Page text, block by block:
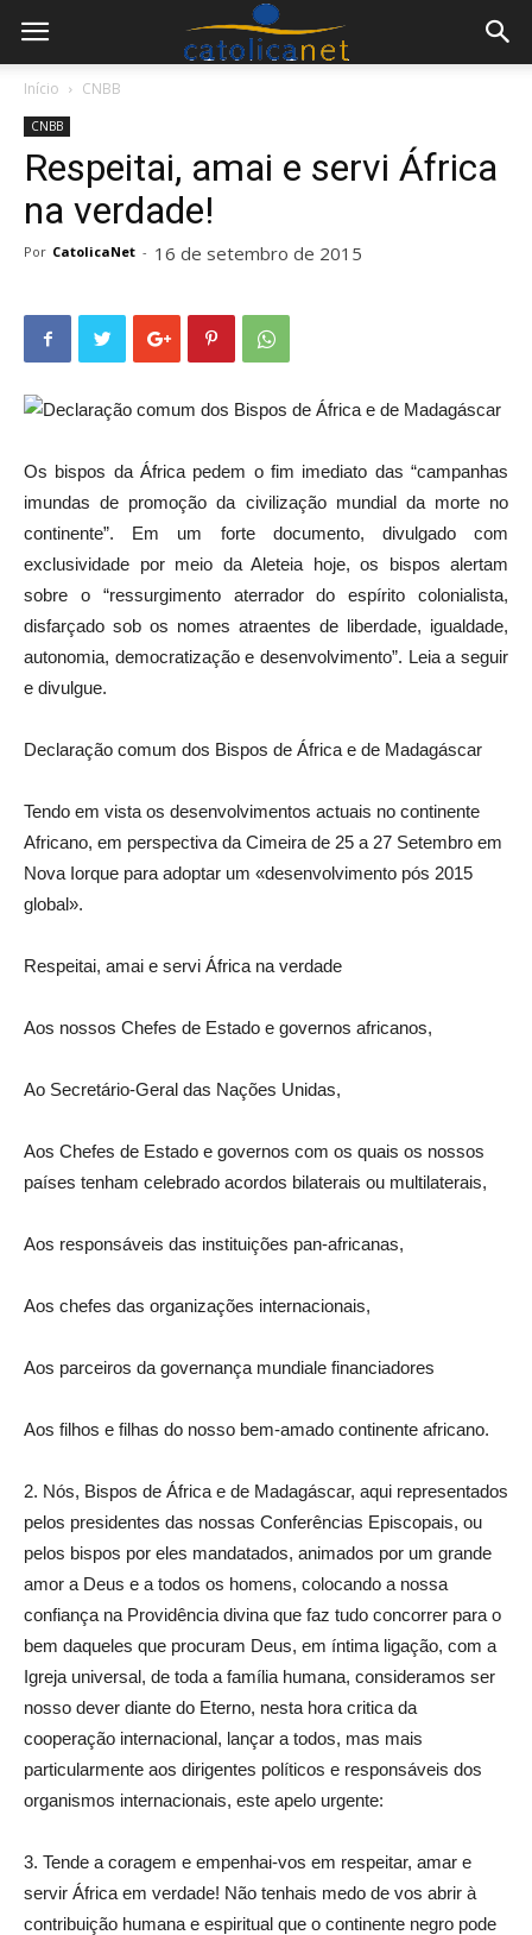
Início CNBB
CNBB
Respeitai, amai e servi África
na verdade!
Por CatolicaNet - 16 de setembro de 2015
Declaração comum dos Bispos de África e de Madagáscar
Os bispos da África pedem o fim imediato das “campanhas
imundas de promoção da civilização mundial da morte no
continente”. Em um forte documento, divulgado com
exclusividade por meio da Aleteia hoje, os bispos alertam
sobre o “ressurgimento aterrador do espírito colonialista,
disfarçado sob os nomes atraentes de liberdade, igualdade,
autonomia, democratização e desenvolvimento”. Leia a seguir
e divulgue.
Declaração comum dos Bispos de África e de Madagáscar
Tendo em vista os desenvolvimentos actuais no continente
Africano, em perspectiva da Cimeira de 25 a 27 Setembro em
Nova Iorque para adoptar um «desenvolvimento pós 2015
global».
Respeitai, amai e servi África na verdade
Aos nossos Chefes de Estado e governos africanos,
Ao Secretário-Geral das Nações Unidas,
Aos Chefes de Estado e governos com os quais os nossos
países tenham celebrado acordos bilaterais ou multilaterais,
Aos responsáveis das instituições pan-africanas,
Aos chefes das organizações internacionais,
Aos parceiros da governança mundiale financiadores
Aos filhos e filhas do nosso bem-amado continente africano.
2. Nós, Bispos de África e de Madagáscar, aqui representados
pelos presidentes das nossas Conferências Episcopais, ou
pelos bispos por eles mandatados, animados por um grande
amor a Deus e a todos os homens, colocando a nossa
confiança na Providência divina que faz tudo concorrer para o
bem daqueles que procuram Deus, em íntima ligação, com a
Igreja universal, de toda a família humana, consideramos ser
nosso dever diante do Eterno, nesta hora critica da
cooperação internacional, lançar a todos, mas mais
particularmente aos dirigentes políticos e responsáveis dos
organismos internacionais, este apelo urgente:
3. Tende a coragem e empenhai-vos em respeitar, amar e
servir África em verdade! Não tenhais medo de vos abrir à
contribuição humana e espiritual que o continente negro pode